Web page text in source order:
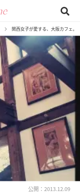
関西女子が愛する、大阪カフェ。
公開：2013.12.09